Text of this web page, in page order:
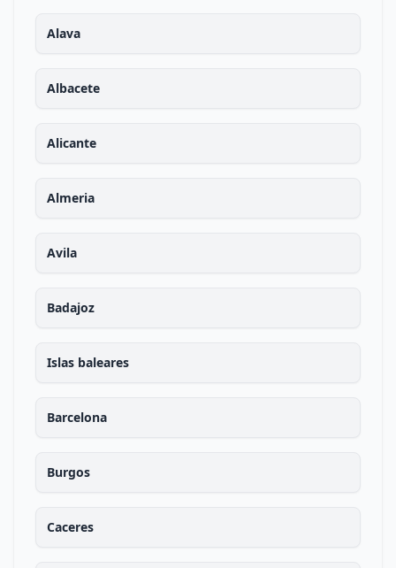
Alava
Albacete
Alicante
Almeria
Avila
Badajoz
Islas baleares
Barcelona
Burgos
Caceres